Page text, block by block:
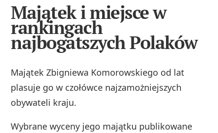
Majątek i miejsce w
rankingach
najbogatszych Polaków
Majątek Zbigniewa Komorowskiego od lat
plasuje go w czołówce najzamożniejszych
obywateli kraju.
Wybrane wyceny jego majątku publikowane